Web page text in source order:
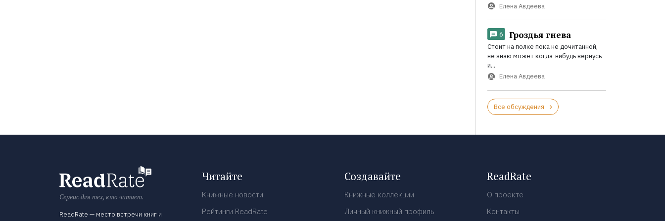
Елена Авдеева
6 Гроздья гнева
Стоит на полке пока не дочитанной,
не знаю может когда-нибудь вернусь
и...
Елена Авдеева
Все обсуждения
Сервис для тех, кто читает.
ReadRate — место встречи книг и
Читайте
Книжные новости
Рейтинги ReadRate
Создавайте
Книжные коллекции
Личный книжный профиль
ReadRate
О проекте
Контакты